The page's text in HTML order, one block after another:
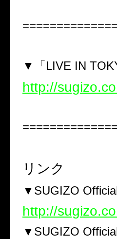
▼「LIVE IN
http://
リンク
▼SUGIZO
http://
▼SUGIZO